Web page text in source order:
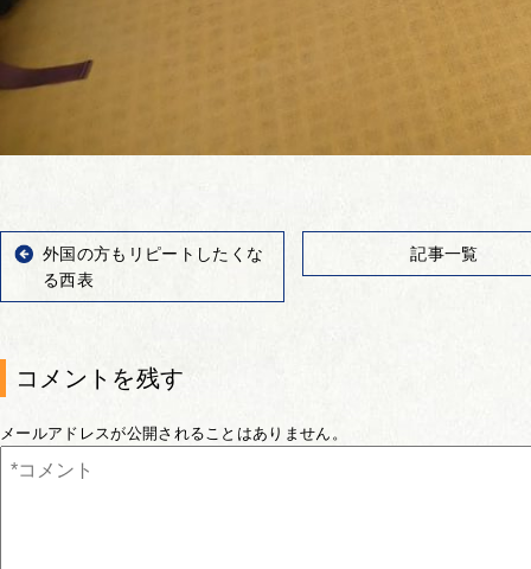
外国の方もリピートしたくな
る西表
記事一覧
コメントを残す
メールアドレスが公開されることはありません。